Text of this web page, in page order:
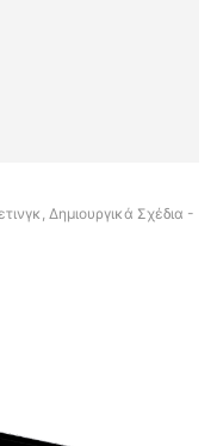
Δημιουργικά Σχέδια -